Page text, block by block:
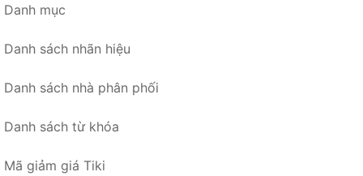
Danh mục
Danh sách nhãn hiệu
Danh sách nhà phân phối
Danh sách từ khóa
Mã giảm giá Tiki